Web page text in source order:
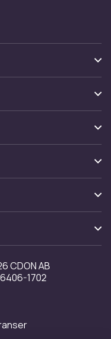
CDON AB
1702